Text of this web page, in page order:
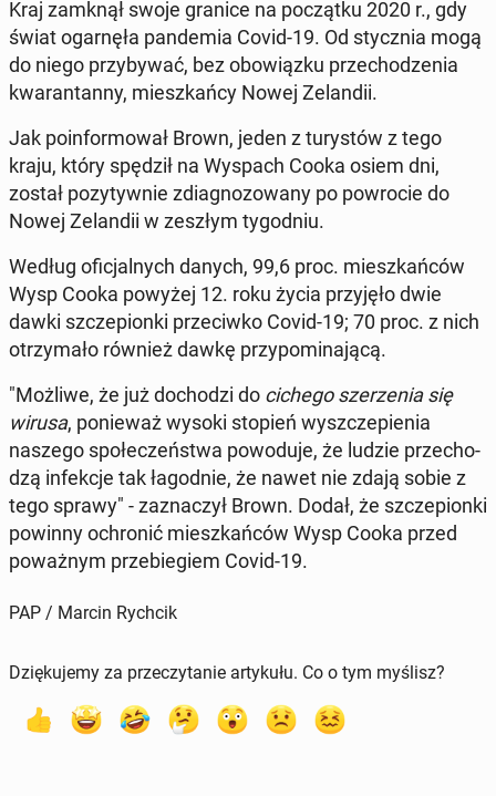
Kraj zamknął swoje granice na po­cząt­ku 2020 r., gdy
świat ogar­nę­ła pan­de­mia Covid-19. Od stycz­nia mogą
do niego przy­by­wać, bez obo­wiąz­ku prze­cho­dze­nia
kwa­ran­tan­ny, miesz­kań­cy Nowej Ze­lan­dii.
Jak po­in­for­mo­wał Brown, jeden z tu­ry­stów z tego
kraju, który spędził na Wyspach Cooka osiem dni,
został po­zy­tyw­nie zdia­gno­zo­wa­ny po po­wro­cie do
Nowej Ze­lan­dii w zeszłym ty­go­dniu.
Według ofi­cjal­nych danych, 99,6 proc. miesz­kań­ców
Wysp Cooka powyżej 12. roku życia przy­ję­ło dwie
dawki szcze­pion­ki prze­ciw­ko Covid-19; 70 proc. z nich
otrzy­ma­ło również dawkę przy­po­mi­na­ją­cą.
"Możliwe, że już do­cho­dzi do cichego sze­rze­nia się
wirusa, po­nie­waż wysoki stopień wy­szcze­pie­nia
naszego spo­łe­czeń­stwa po­wo­du­je, że ludzie prze­cho­
dzą in­fek­cje tak ła­god­nie, że nawet nie zdają sobie z
tego sprawy" - za­zna­czył Brown. Dodał, że szcze­pion­ki
powinny ochro­nić miesz­kań­ców Wysp Cooka przed
po­waż­nym prze­bie­giem Covid-19.
PAP / Marcin Rychcik
Dziękujemy za przeczytanie artykułu. Co o tym myślisz?